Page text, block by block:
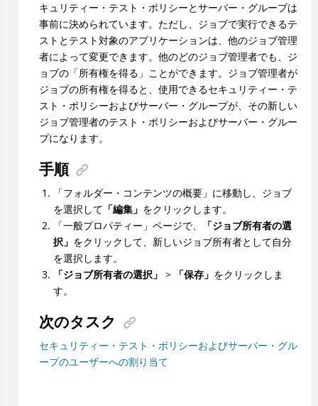
キュリティー・テスト・ポリシーとサーバー・グループは
事前に決められています。ただし、ジョブで実行できるテ
ストとテスト対象のアプリケーションは、他のジョブ管理
者によって変更できます。他のどのジョブ管理者でも、ジ
ョブの「所有権を得る」ことができます。ジョブ管理者が
ジョブの所有権を得ると、使用できるセキュリティー・テ
スト・ポリシーおよびサーバー・グループが、その新しい
ジョブ管理者のテスト・ポリシーおよびサーバー・グルー
プになります。
手順
「フォルダー・コンテンツの概要」に移動し、ジョブ
を選択して 「編集」 をクリックします。
「一般プロパティー」ページで、
「ジョブ所有者の選
択」 をクリックして、新しいジョブ所有者として自分
を選択します。
「ジョブ所有者の選択」 > 「保存」 をクリックしま
す。
次のタスク
セキュリティー・テスト・ポリシーおよびサーバー・グル
ープのユーザーへの割り当て